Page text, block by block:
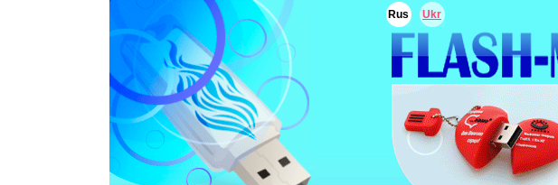
Rus Ukr